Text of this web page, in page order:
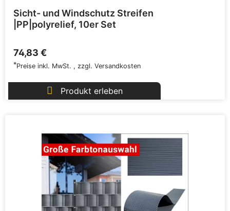
Sicht- und Windschutz Streifen
|PP|polyrelief, 10er Set
74,83 €
*Preise inkl. MwSt. , zzgl. Versandkosten
Produkt erleben